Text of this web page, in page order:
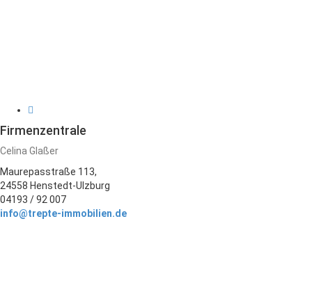
Firmenzentrale
Celina Glaßer
Maurepasstraße 113,
24558 Henstedt-Ulzburg
04193 / 92 007
info@trepte-immobilien.de